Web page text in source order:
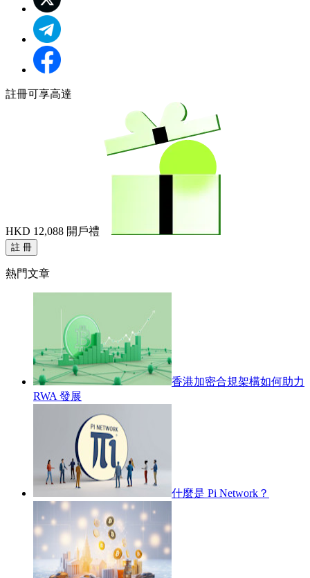
註冊可享高達
HKD 12,088 開戶禮
註 冊
熱門文章
香港加密合規架構如何助力
RWA 發展
什麼是 Pi Network？